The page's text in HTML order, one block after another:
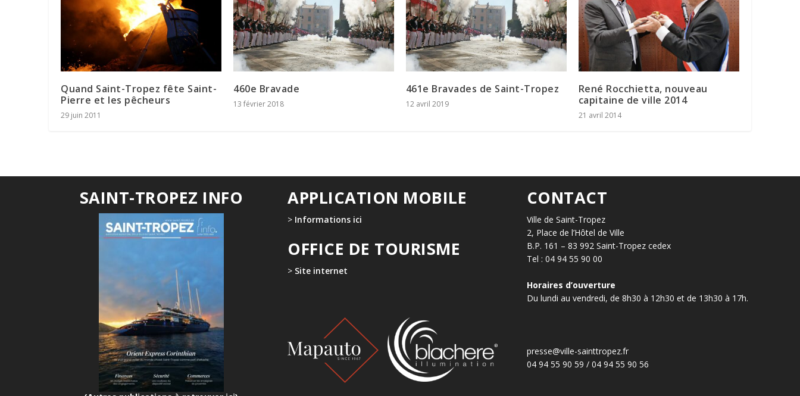
Quand Saint-Tropez fête Saint-
Pierre et les pêcheurs
29 juin 2011
460e Bravade
13 février 2018
461e Bravades de Saint-Tropez
12 avril 2019
René Rocchietta, nouveau
capitaine de ville 2014
21 avril 2014
SAINT-TROPEZ INFO APPLICATION MOBILE
> Informations ici
OFFICE DE TOURISME
> Site internet
CONTACT
Ville de Saint-Tropez
2, Place de l’Hôtel de Ville
B.P. 161 – 83 992 Saint-Tropez cedex
Tel : 04 94 55 90 00
Horaires d’ouverture
Du lundi au vendredi, de 8h30 à 12h30 et de 13h30 à 17h.
presse@ville-sainttropez.fr
04 94 55 90 59 / 04 94 55 90 56